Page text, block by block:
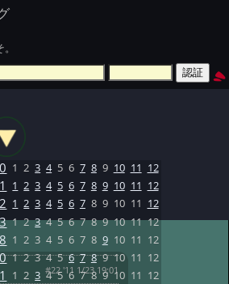
#22 '11 1/23 19:01
1 2 3 4 5 6 7 8 9 10 11 12
1 2 3 4 5 6 7 8 9 10 11 12
1 2 3 4 5 6 7 8 9 10 11 12
1 2 3 4 5 6 7 8 9 10 11 12
1 2 3 4 5 6 7 8 9 10 11 12
1 2 3 4 5 6 7 8 9 10 11 12
1 2 3 4 5 6 7 8 9 10 11 12